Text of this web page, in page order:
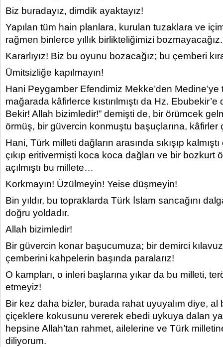
Biz buradayız, dimdik ayaktayız!
Yapılan tüm hain planlara, kurulan tuzaklara ve
rağmen binlerce yıllık birlikteliğimizi bozmayacağız.
Kararlıyız! Biz bu oyunu bozacağız; bu çemberi
Ümitsizliğe kapılmayın!
Hani Peygamber Efendimiz Mekke’den
mağarada kâfirlerce kıstırılmıştı da Hz.
Bekir! Allah bizimledir!” demişti de, bir örümcek
örmüş, bir güvercin konmuştu başuçlarına,
Hani, Türk milleti dağların arasında sıkışıp
çıkıp eritivermişti koca koca dağları ve bir bozkurt
açılmıştı bu millete…
Korkmayın! Üzülmeyin! Yeise düşmeyin!
Bin yıldır, bu topraklarda Türk İslam sancağını
doğru yoldadır.
Allah bizimledir!
Bir güvercin konar başucumuza; bir demirci
çemberini kahpelerin başında paralarız!
O kampları, o inleri başlarına yıkar da bu milleti,
etmeyiz!
Bir kez daha bizler, burada rahat uyuyalım diye, al
çiçeklere kokusunu vererek ebedi uykuya dalan
hepsine Allah’tan rahmet, ailelerine ve Türk
diliyorum.